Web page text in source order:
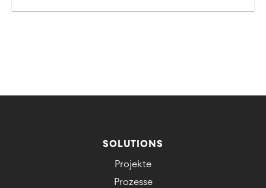
Technische Dokumentation
Social Intranet
SOLUTIONS
Projekte
Prozesse